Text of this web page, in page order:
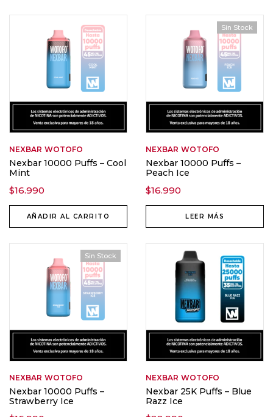
NEXBAR WOTOFO
Nexbar 10000 Puffs – Cool
Mint
$16.990
AÑADIR AL CARRITO
Sin Stock
NEXBAR WOTOFO
Nexbar 10000 Puffs –
Peach Ice
$16.990
LEER MÁS
Sin Stock
NEXBAR WOTOFO
Nexbar 10000 Puffs –
Strawberry Ice
NEXBAR WOTOFO
Nexbar 25K Puffs – Blue
Razz Ice